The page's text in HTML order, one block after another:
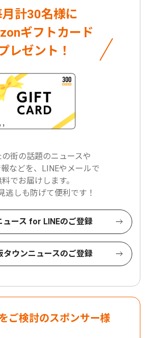
計30名様に
ギフトカード
レゼント！
の街の話題のニュースや
などを、LINEやメールで
でお届けします。
逃しも防げて便利です！
ュース for LINEのご登録
タウンニュースのご登録
ご検討のスポンサー様